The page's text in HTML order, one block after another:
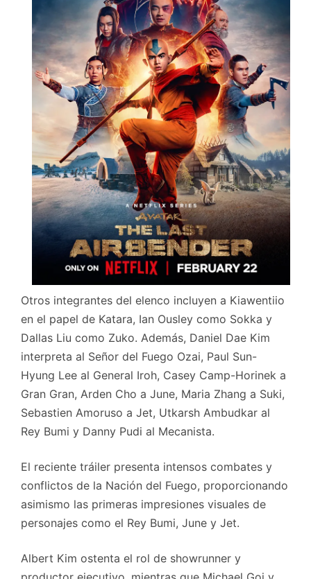
Otros integrantes del elenco incluyen a Kiawentiio
en el papel de Katara, Ian Ousley como Sokka y
Dallas Liu como Zuko. Además, Daniel Dae Kim
interpreta al Señor del Fuego Ozai, Paul Sun-
Hyung Lee al General Iroh, Casey Camp-Horinek a
Gran Gran, Arden Cho a June, Maria Zhang a Suki,
Sebastien Amoruso a Jet, Utkarsh Ambudkar al
Rey Bumi y Danny Pudi al Mecanista.
El reciente tráiler presenta intensos combates y
conflictos de la Nación del Fuego, proporcionando
asimismo las primeras impresiones visuales de
personajes como el Rey Bumi, June y Jet.
Albert Kim ostenta el rol de showrunner y